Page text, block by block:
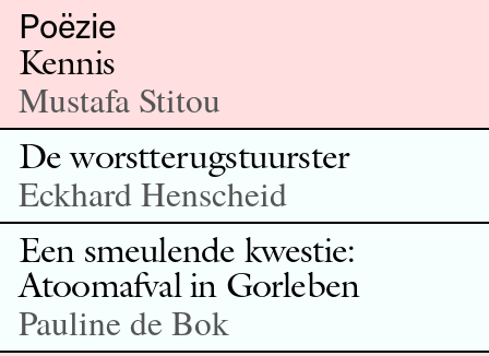
Poëzie
Kennis
Mustafa Stitou
De worstterugstuurster
Eckhard Henscheid
Een smeulende kwestie:
Atoomafval in Gorleben
Pauline de Bok